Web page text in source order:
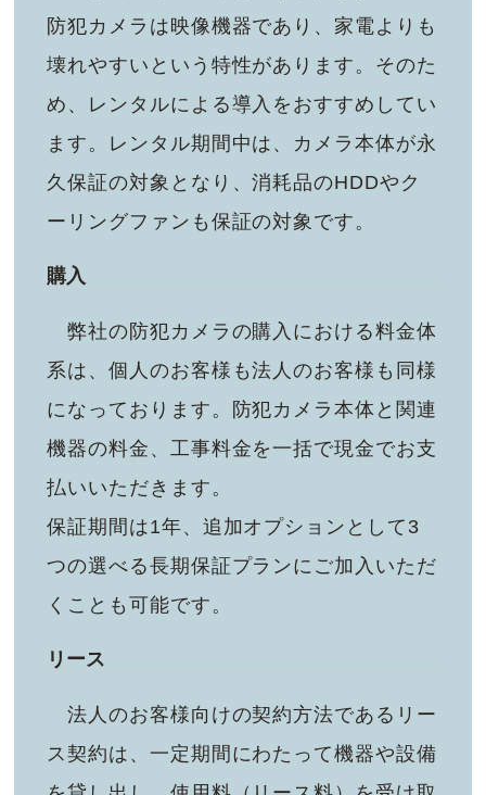
防犯カメラは映像機器であり、家電よりも
壊れやすいという特性があります。そのた
め、レンタルによる導入をおすすめしてい
ます。レンタル期間中は、カメラ本体が永
久保証の対象となり、消耗品のHDDやク
ーリングファンも保証の対象です。
購入
弊社の防犯カメラの購入における料金体
系は、個人のお客様も法人のお客様も同様
になっております。防犯カメラ本体と関連
機器の料金、工事料金を一括で現金でお支
払いいただきます。
保証期間は1年、追加オプションとして3
つの選べる長期保証プランにご加入いただ
くことも可能です。
リース
法人のお客様向けの契約方法であるリー
ス契約は、一定期間にわたって機器や設備